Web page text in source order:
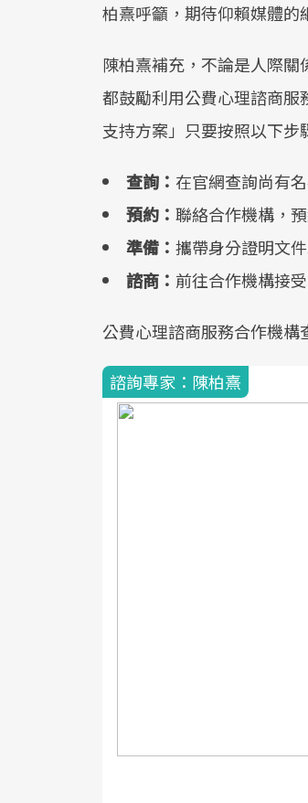
柏熹呼籲，期待仰賴媒體的
陳柏熹補充，不論是人際關
都鼓勵利用公費心理諮商
支持方案」只要按照以下步
查詢： 在官網查詢尚有
預約： 聯絡合作機構，
準備： 攜帶身分證明文
諮商： 前往合作機構接
公費心理諮商服務合作機構
諮詢專家：陳柏熹